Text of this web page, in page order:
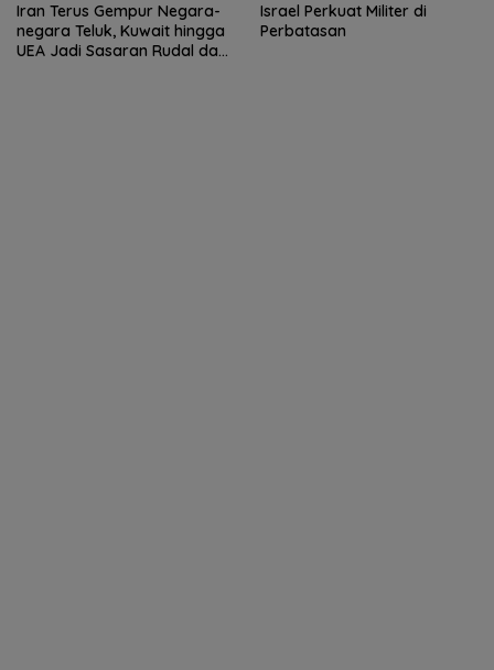
Iran Terus Gempur Negara-
negara Teluk, Kuwait hingga
UEA Jadi Sasaran Rudal dan
Israel Perkuat Militer di
Perbatasan